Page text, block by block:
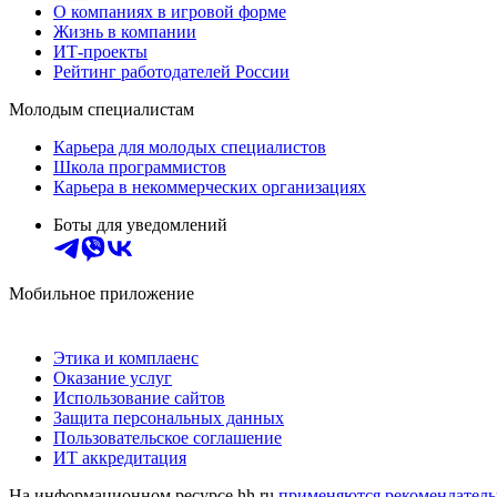
О компаниях в игровой форме
Жизнь в компании
ИТ-проекты
Рейтинг работодателей России
Молодым специалистам
Карьера для молодых специалистов
Школа программистов
Карьера в некоммерческих организациях
Боты для уведомлений
Мобильное приложение
Этика и комплаенс
Оказание услуг
Использование сайтов
Защита персональных данных
Пользовательское соглашение
ИТ аккредитация